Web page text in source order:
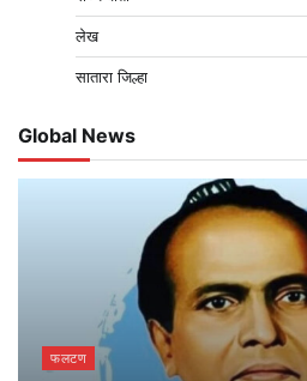
लेख
सातारा जिल्हा
Global News
फलटण